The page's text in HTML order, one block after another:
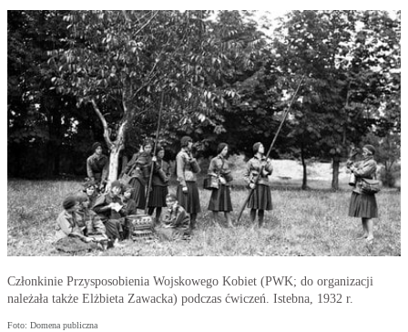
Członkinie Przysposobienia Wojskowego Kobiet (PWK; do organizacji
należała także Elżbieta Zawacka) podczas ćwiczeń. Istebna, 1932 r.
Foto: Domena publiczna